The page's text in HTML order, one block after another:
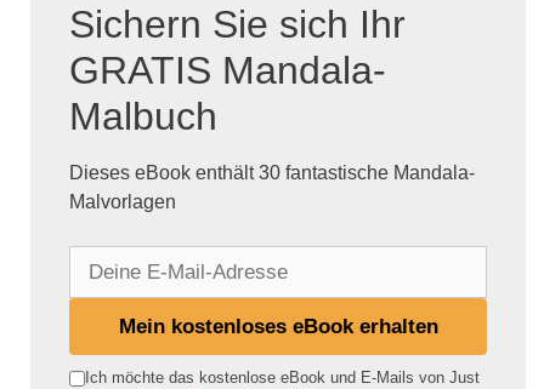
Sichern Sie sich Ihr
GRATIS Mandala-
Malbuch
Dieses eBook enthält 30 fantastische Mandala-
Malvorlagen
e
Mein kostenloses eBook erhalten
Ich möchte das kostenlose eBook und E-Mails von Just